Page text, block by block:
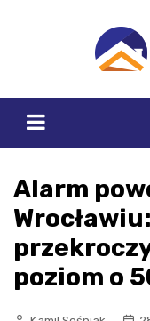
Alarm
poziom o